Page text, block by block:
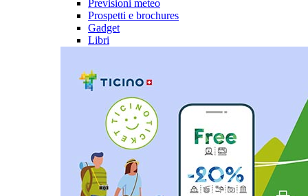
Previsioni meteo
Prospetti e brochures
Gadget
Libri